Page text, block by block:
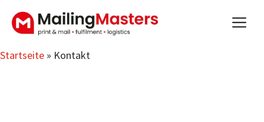
Inhalt
Startseite » Kontakt